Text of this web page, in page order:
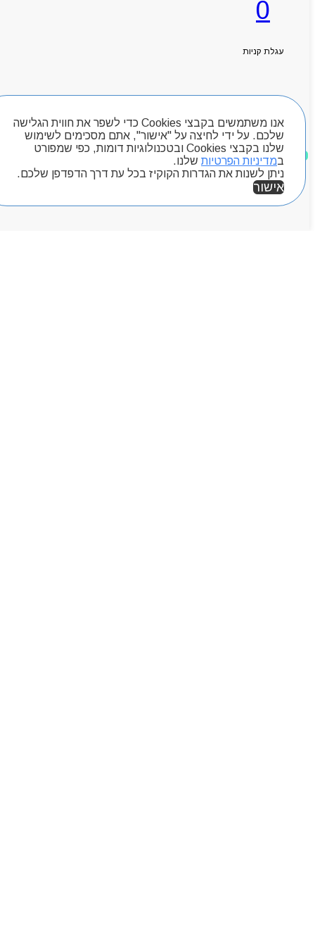
אנו משתמשים בקבצי Cookies כדי לשפר את חווית הגלישה
שלכם. על ידי לחיצה על "אישור", אתם מסכימים לשימוש
שלנו בקבצי Cookies ובטכנולוגיות דומות, כפי שמפורט
במדיניות הפרטיות שלנו.
ניתן לשנות את הגדרות הקוקיז בכל עת דרך הדפדפן שלכם.
אישור
0
עגלת קניות
חיפוש מוצרים
מוצרים שאהבתי
ראשי
המגזין